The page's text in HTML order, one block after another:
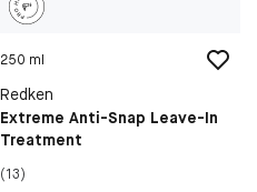
250 ml
Redken
Extreme Anti-Snap Leave-In
Treatment
(13)